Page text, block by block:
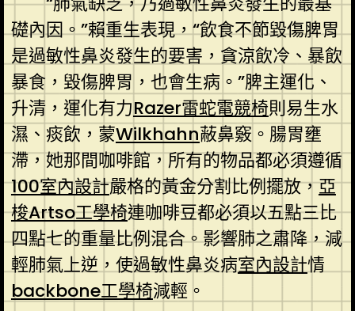
礎內因。”賴重生表現，“飲食不節毀傷脾胃
是過敏性鼻炎發生的要害，貪涼飲冷、暴飲
暴食，毀傷脾胃，也會生病。”脾主運化、
升清，運化有力Razer雷蛇電競椅則易生水
濕、痰飲，蒙Wilkhahn蔽鼻竅。腸胃壅
滯，她那間咖啡館，所有的物品都必須遵循
100室內設計嚴格的黃金分割比例擺放，亞
梭Artso工學椅連咖啡豆都必須以五點三比
四點七的重量比例混合。影響肺之肅降，減
輕肺氣上逆，使過敏性鼻炎病室內設計情
backbone工學椅減輕。